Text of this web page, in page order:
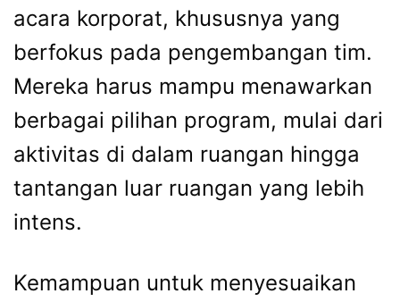
acara korporat, khususnya yang
berfokus pada pengembangan tim.
Mereka harus mampu menawarkan
berbagai pilihan program, mulai dari
aktivitas di dalam ruangan hingga
tantangan luar ruangan yang lebih
intens.
Kemampuan untuk menyesuaikan